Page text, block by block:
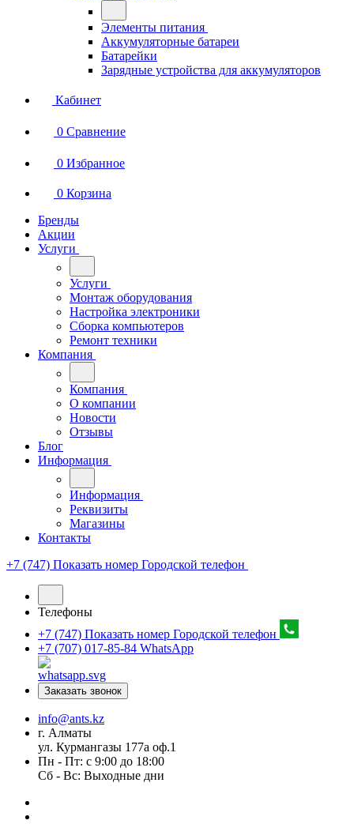
Элементы питания
Аккумуляторные батареи
Батарейки
Зарядные устройства для аккумуляторов
Кабинет
0 Сравнение
0 Избранное
0 Корзина
Бренды
Акции
Услуги
Услуги
Монтаж оборудования
Настройка электроники
Сборка компьютеров
Ремонт техники
Компания
Компания
О компании
Новости
Отзывы
Блог
Информация
Информация
Реквизиты
Магазины
Контакты
+7 (747) Показать номер Городской телефон
Телефоны
+7 (747) Показать номер Городской телефон
+7 (707) 017-85-84 WhatsApp
Заказать звонок
info@ants.kz
г. Алматы
ул. Курмангазы 177а оф.1
Пн - Пт: с 9:00 до 18:00
Сб - Вс: Выходные дни